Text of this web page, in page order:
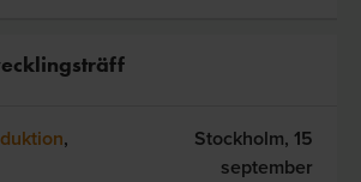
,
Stockholm, 15
september